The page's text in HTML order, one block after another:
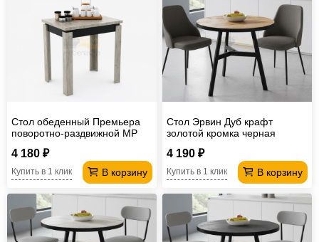
Стол обеденный Премьера
поворотно-раздвижной МР
4 180 ₽
В корзину
Купить в 1 клик
Стол Эрвин Дуб крафт
золотой кромка черная
4 190 ₽
В корзину
Купить в 1 клик